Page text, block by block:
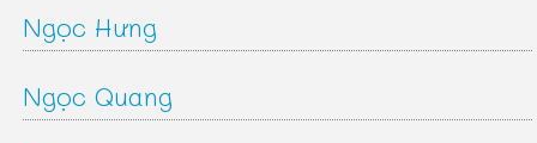
Ngọc Hưng
Ngọc Quang